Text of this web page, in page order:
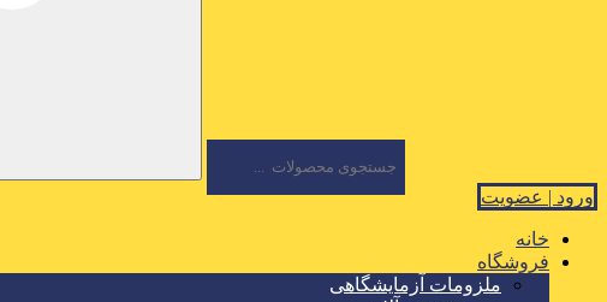
ورود | عضویت
خانه
فروشگاه
ملزومات آزمایشگاهی